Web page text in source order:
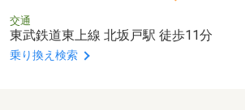
交通
東武鉄道東上線 北坂戸駅 徒歩11分
乗り換え検索